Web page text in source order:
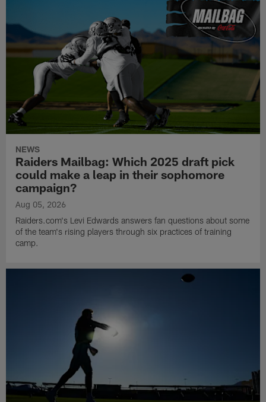
NEWS
Raiders Mailbag: Which 2025 draft pick
could make a leap in their sophomore
campaign?
Aug 05, 2026
Raiders.com's Levi Edwards answers fan questions about some
of the team's rising players through six practices of training
camp.